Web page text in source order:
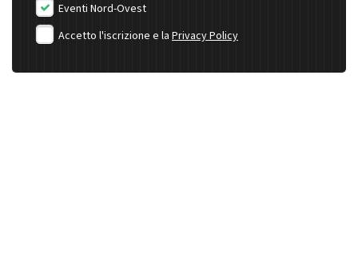
Eventi Nord-Ovest
Accetto l'iscrizione e la Privacy Policy